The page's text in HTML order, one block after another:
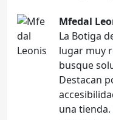
Mfedal
La Botiga
lugar muy
busque
Destacan
una